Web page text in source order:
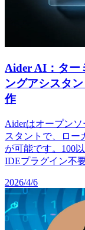
Aider AI：ター
ングアシスタ
作
Aiderはオープン
スタントで、ロー
が可能です。100
IDEプラグイン不
2026/4/6